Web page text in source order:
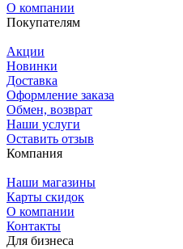
О компании
Покупателям
Акции
Новинки
Доставка
Оформление заказа
Обмен, возврат
Наши услуги
Оставить отзыв
Компания
Наши магазины
Карты скидок
О компании
Контакты
Для бизнеса